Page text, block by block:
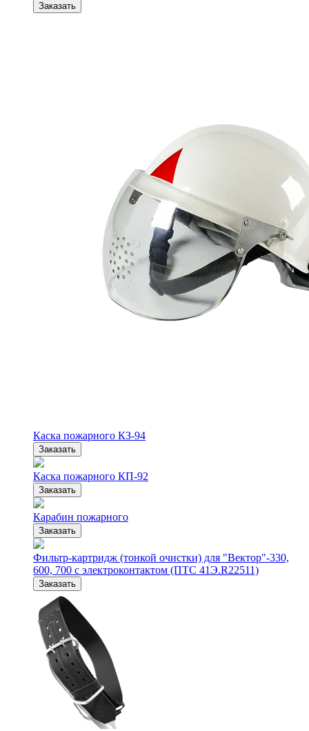
Заказать
Каска пожарного КЗ-94
Заказать
Каска пожарного КП-92
Заказать
Карабин пожарного
Заказать
Фильтр-картридж (тонкой очистки) для "Вектор"-330,
600, 700 с электроконтактом (ПТС 41Э.R22511)
Заказать